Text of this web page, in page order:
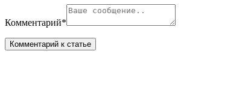
Комментарий*